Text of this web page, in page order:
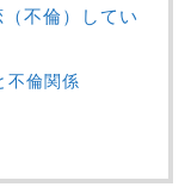
不倫）してい
不倫関係